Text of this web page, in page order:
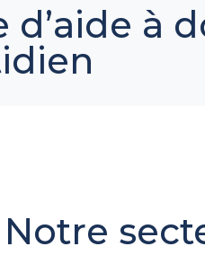
d’aide à
Notre